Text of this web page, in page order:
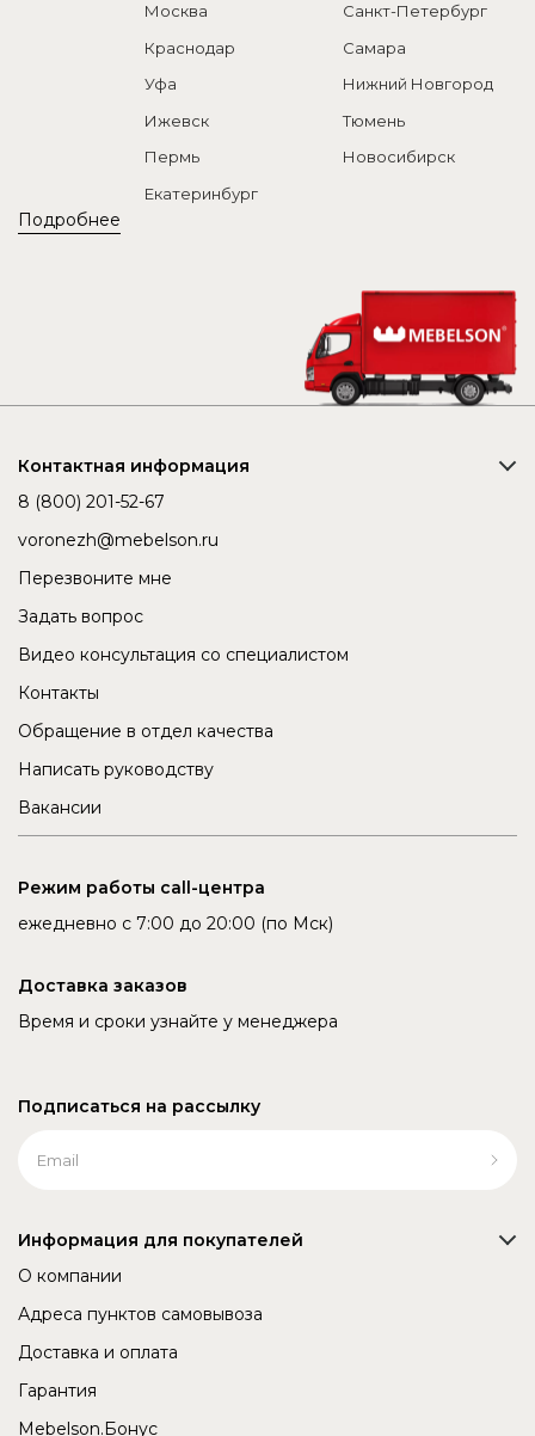
Подробнее
Москва
Санкт-Петербург
Краснодар
Самара
Уфа
Нижний Новгород
Ижевск
Тюмень
Пермь
Новосибирск
Екатеринбург
Контактная информация
8 (800) 201-52-67
voronezh@mebelson.ru
Перезвоните мне
Задать вопрос
Видео консультация со специалистом
Контакты
Обращение в отдел качества
Написать руководству
Вакансии
Режим работы call-центра
ежедневно с 7:00 до 20:00 (по Мск)
Доставка заказов
Время и сроки узнайте у менеджера
Подписаться на рассылку
Информация для покупателей
О компании
Адреса пунктов самовывоза
Доставка и оплата
Гарантия
Mebelson.Бонус